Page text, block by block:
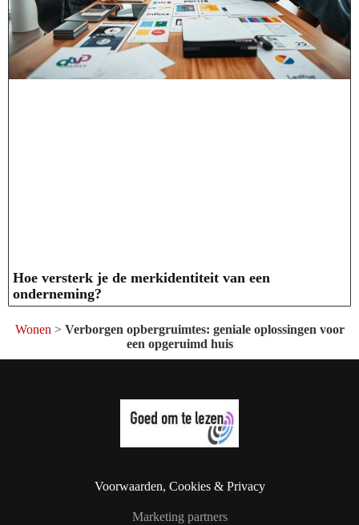
Hoe versterk je de merkidentiteit van een
onderneming?
Wonen > Verborgen opbergruimtes: geniale oplossingen voor
een opgeruimd huis
Voorwaarden, Cookies & Privacy
Marketing partners